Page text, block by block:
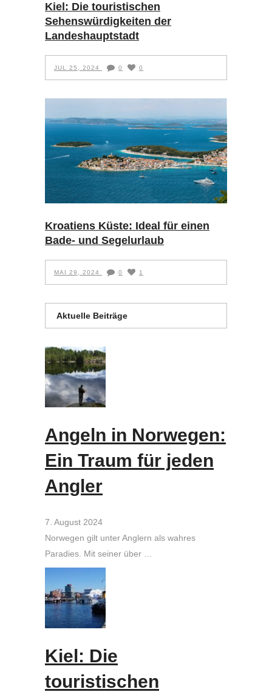
Kiel: Die touristischen
Sehenswürdigkeiten der
Landeshauptstadt
JUL 25, 2024 0 0
Kroatiens Küste: Ideal für einen
Bade- und Segelurlaub
MAI 29, 2024 0 1
Aktuelle Beiträge
Angeln in Norwegen:
Ein Traum für jeden
Angler
7. August 2024
Norwegen gilt unter Anglern als wahres
Paradies. Mit seiner über …
Kiel: Die
touristischen